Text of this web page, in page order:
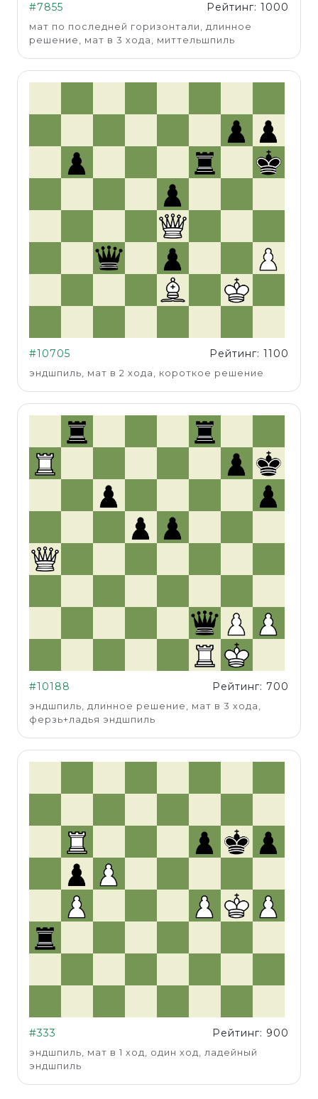
#7855 Рейтинг: 1000
мат по последней горизонтали, длинное
решение, мат в 3 хода, миттельшпиль
#10705 Рейтинг: 1100
эндшпиль, мат в 2 хода, короткое решение
#10188 Рейтинг: 700
эндшпиль, длинное решение, мат в 3 хода,
ферзь+ладья эндшпиль
#333 Рейтинг: 900
эндшпиль, мат в 1 ход, один ход, ладейный
эндшпиль